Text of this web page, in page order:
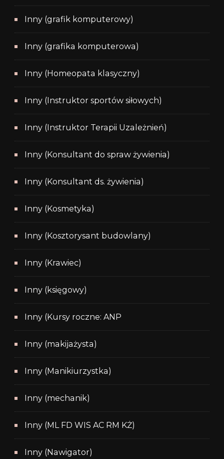
Inny (grafik komputerowy)
Inny (grafika komputerowa)
Inny (Homeopata klasyczny)
Inny (Instruktor sportów siłowych)
Inny (Instruktor Terapii Uzależnień)
Inny (Konsultant do spraw żywienia)
Inny (Konsultant ds. żywienia)
Inny (Kosmetyka)
Inny (Kosztorysant budowlany)
Inny (Krawiec)
Inny (księgowy)
Inny (Kursy roczne: ANP
Inny (makijażysta)
Inny (Manikiurzystka)
Inny (mechanik)
Inny (ML FD WIS AC RM KŻ)
Inny (Nawigator)